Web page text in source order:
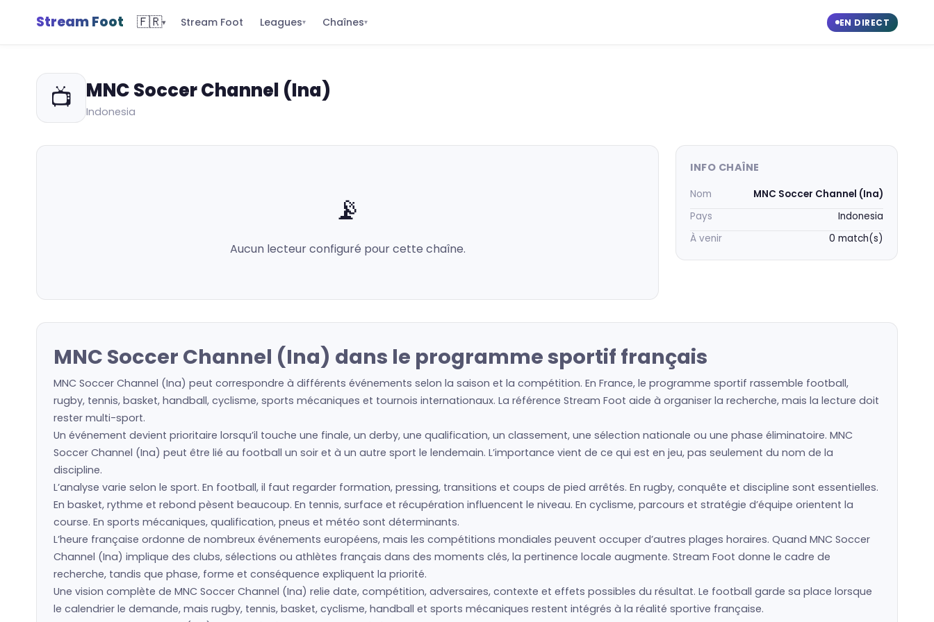
Stream Foot 🇫🇷▾ Stream Foot Leagues▾ Chaînes▾ EN DIRECT
📺 MNC Soccer Channel (Ina)
Indonesia
📡
Aucun lecteur configuré pour cette chaîne.
INFO CHAÎNE
Nom
MNC Soccer Channel (Ina)
Pays
Indonesia
À venir
0 match(s)
MNC Soccer Channel (Ina) dans le programme sportif français
MNC Soccer Channel (Ina) peut correspondre à différents événements selon la saison et la compétition. En France, le programme sportif rassemble football,
rugby, tennis, basket, handball, cyclisme, sports mécaniques et tournois internationaux. La référence Stream Foot aide à organiser la recherche, mais la lecture doit
rester multi-sport.
Un événement devient prioritaire lorsqu’il touche une finale, un derby, une qualification, un classement, une sélection nationale ou une phase éliminatoire. MNC
Soccer Channel (Ina) peut être lié au football un soir et à un autre sport le lendemain. L’importance vient de ce qui est en jeu, pas seulement du nom de la
discipline.
L’analyse varie selon le sport. En football, il faut regarder formation, pressing, transitions et coups de pied arrêtés. En rugby, conquête et discipline sont essentielles.
En basket, rythme et rebond pèsent beaucoup. En tennis, surface et récupération influencent le niveau. En cyclisme, parcours et stratégie d’équipe orientent la
course. En sports mécaniques, qualification, pneus et météo sont déterminants.
L’heure française ordonne de nombreux événements européens, mais les compétitions mondiales peuvent occuper d’autres plages horaires. Quand MNC Soccer
Channel (Ina) implique des clubs, sélections ou athlètes français dans des moments clés, la pertinence locale augmente. Stream Foot donne le cadre de
recherche, tandis que phase, forme et conséquence expliquent la priorité.
Une vision complète de MNC Soccer Channel (Ina) relie date, compétition, adversaires, contexte et effets possibles du résultat. Le football garde sa place lorsque
le calendrier le demande, mais rugby, tennis, basket, cyclisme, handball et sports mécaniques restent intégrés à la réalité sportive française.